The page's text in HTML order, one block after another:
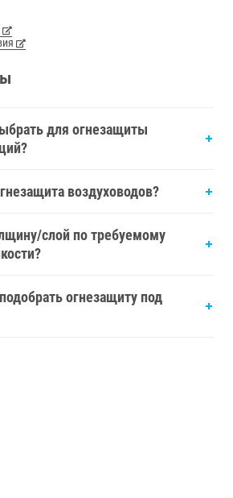
для огнезащиты
воздуховодов?
слой по требуемому
огнезащиту под